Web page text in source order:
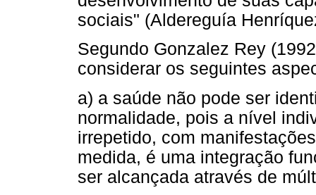
sociais" (Aldereguía
Segundo Gonzalez Rey
considerar os seguintes
a) a saúde não pode ser
normalidade, pois a nível
irrepetido, com
medida, é uma integração
ser alcançada através de